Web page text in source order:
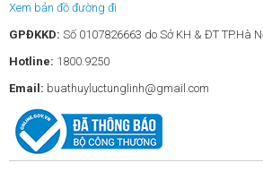
Xem bản đồ đường đi
GPĐKKD: Số 0107826663 do Sở KH & ĐT TP.Hà
Hotline: 1800.9250
Email: buathuyluctunglinh@gmail.com